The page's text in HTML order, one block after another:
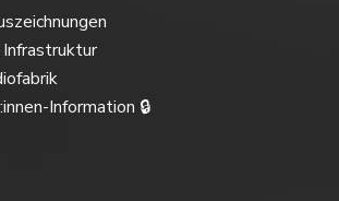
Infrastruktur
Information 🔒